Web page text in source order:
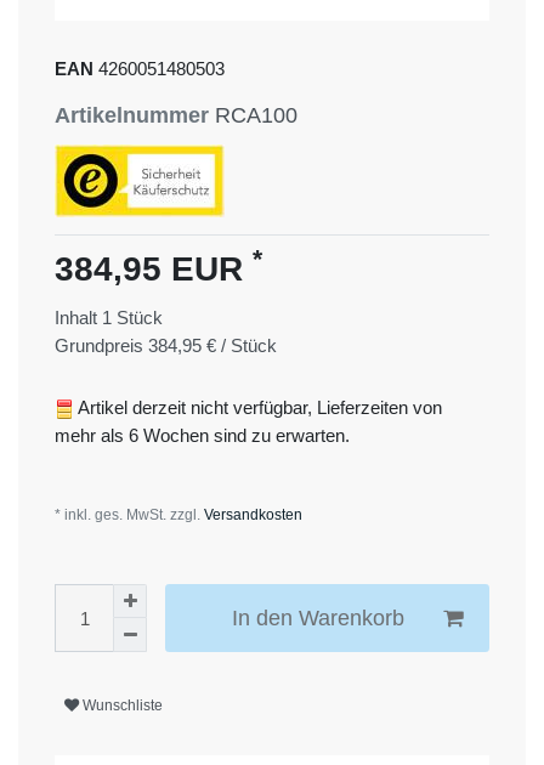
EAN 4260051480503
Artikelnummer RCA100
384,95 EUR *
Inhalt 1 Stück
Grundpreis 384,95 € / Stück
Artikel derzeit nicht verfügbar, Lieferzeiten von
mehr als 6 Wochen sind zu erwarten.
* inkl. ges. MwSt. zzgl. Versandkosten
In den Warenkorb
Wunschliste